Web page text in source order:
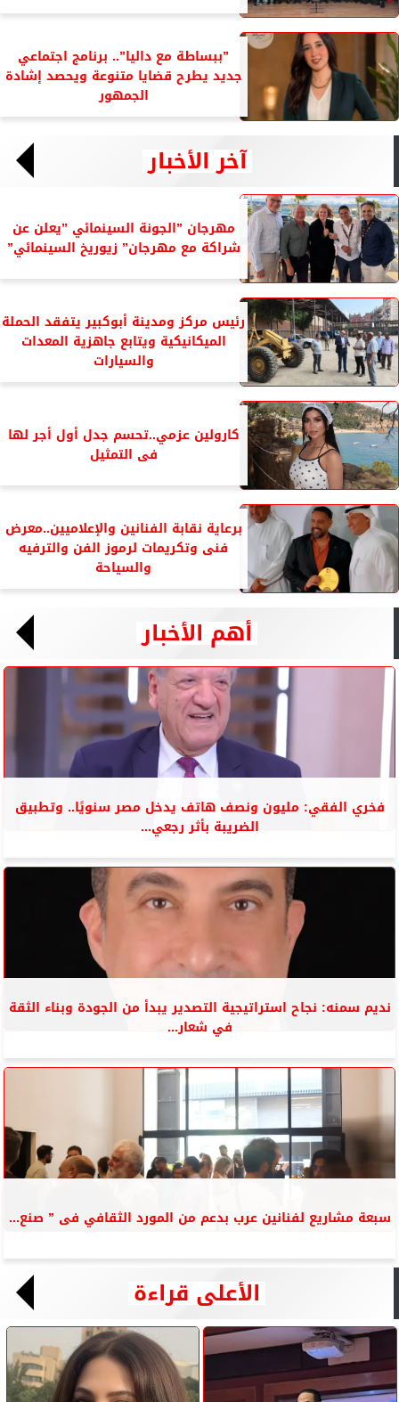
”ببساطة مع داليا”.. برنامج اجتماعي
جديد يطرح قضايا متنوعة ويحصد إشادة
الجمهور
آخر الأخبار
مهرجان ”الجونة السينمائي ”يعلن عن
شراكة مع مهرجان” زيوريخ السينمائي”
رئيس مركز ومدينة أبوكبير يتفقد الحملة
الميكانيكية ويتابع جاهزية المعدات
والسيارات
كارولين عزمي..تحسم جدل أول أجر لها
فى التمثيل
برعاية نقابة الفنانين والإعلاميين..معرض
فنى وتكريمات لرموز الفن والترفيه
والسياحة
أهم الأخبار
فخري الفقي: مليون ونصف هاتف يدخل مصر سنويًا.. وتطبيق
الضريبة بأثر رجعي...
نديم سمنه: نجاح استراتيجية التصدير يبدأ من الجودة وبناء الثقة
في شعار...
سبعة مشاريع لفنانين عرب بدعم من المورد الثقافي فى ” صنع...
الأعلى قراءة